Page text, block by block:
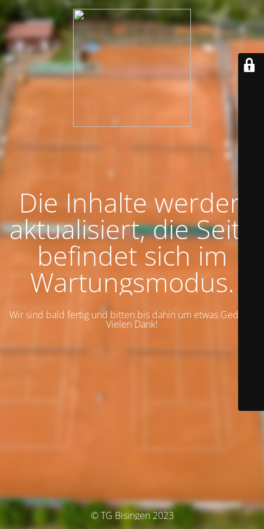
Die Inhalte werden
aktualisiert, die Seite
befindet sich im
Wartungsmodus.
Wir sind bald fertig und bitten bis dahin um etwas Geduld.
Vielen Dank!
© TG Bisingen 2023